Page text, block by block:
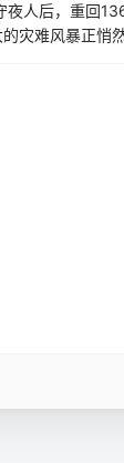
人后，重回
灾难风暴正悄然